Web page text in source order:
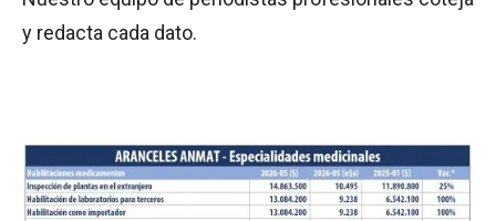
y redacta cada dato.